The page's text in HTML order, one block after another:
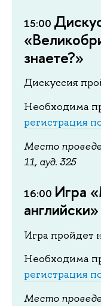
15:00
знаете?»
Дискуссия
Необходима
регистрация
Место
11, ауд. 325
16:00 Игра
английски»
Игра пройдет
Необходима
регистрация
Место